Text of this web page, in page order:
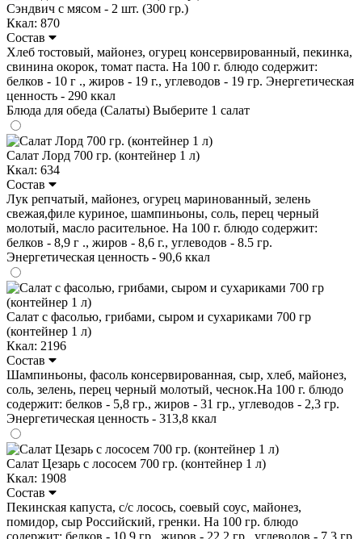
Сэндвич с мясом - 2 шт. (300 гр.)
Ккал: 870
Состав
Хлеб тостовый, майонез, огурец консервированный, пекинка,
свинина окорок, томат паста. На 100 г. блюдо содержит:
белков - 10 г ., жиров - 19 г., углеводов - 19 гр. Энергетическая
ценность - 290 ккал
Блюда для обеда (Салаты) Выберите 1 салат
Салат Лорд 700 гр. (контейнер 1 л)
Ккал: 634
Состав
Лук репчатый, майонез, огурец маринованный, зелень
свежая,филе куриное, шампиньоны, соль, перец черный
молотый, масло расительное. На 100 г. блюдо содержит:
белков - 8,9 г ., жиров - 8,6 г., углеводов - 8.5 гр.
Энергетическая ценность - 90,6 ккал
Салат с фасолью, грибами, сыром и сухариками 700 гр
(контейнер 1 л)
Ккал: 2196
Состав
Шампиньоны, фасоль консервированная, сыр, хлеб, майонез,
соль, зелень, перец черный молотый, чеснок.На 100 г. блюдо
содержит: белков - 5,8 гр., жиров - 31 гр., углеводов - 2,3 гр.
Энергетическая ценность - 313,8 ккал
Салат Цезарь с лососем 700 гр. (контейнер 1 л)
Ккал: 1908
Состав
Пекинская капуста, с/с лосось, соевый соус, майонез,
помидор, сыр Российский, гренки. На 100 гр. блюдо
содержит: белков - 10,9 гр., жиров - 22,2 гр., углеводов - 7,3 гр.